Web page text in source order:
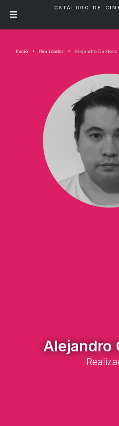
CATÁLOGO DE
Inicio Realizador Alejandro Cardozo
Alejandro